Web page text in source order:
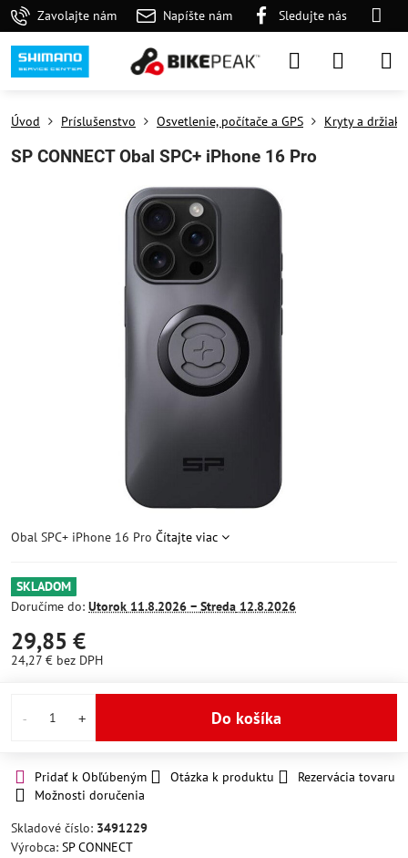
Zavolajte nám Napíšte nám Sledujte nás
Úvod Príslušenstvo Osvetlenie, počítače a GPS Kryty a
SP CONNECT Obal SPC+ iPhone 16 Pro
Obal SPC+ iPhone 16 Pro Čítajte viac
SKLADOM
Doručíme do: Utorok 11.8.2026 − Streda 12.8.2026
29,85 €
24,27 € bez DPH
Do košíka
Pridať k Obľúbeným Otázka k produktu
Rezervácia tovaru
Možnosti doručenia
Skladové číslo: 3491229
Výrobca: SP CONNECT